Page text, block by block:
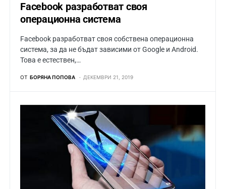
Facebook разработват своя
операционна система
Facebook разработват своя собствена операционна
система, за да не бъдат зависими от Google и Android.
Това е естествен,…
ОТ БОРЯНА ПОПОВА ДЕКЕМВРИ 21, 2019